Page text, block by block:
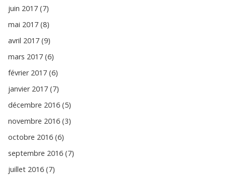
juin 2017 (7)
mai 2017 (8)
avril 2017 (9)
mars 2017 (6)
février 2017 (6)
janvier 2017 (7)
décembre 2016 (5)
novembre 2016 (3)
octobre 2016 (6)
septembre 2016 (7)
juillet 2016 (7)